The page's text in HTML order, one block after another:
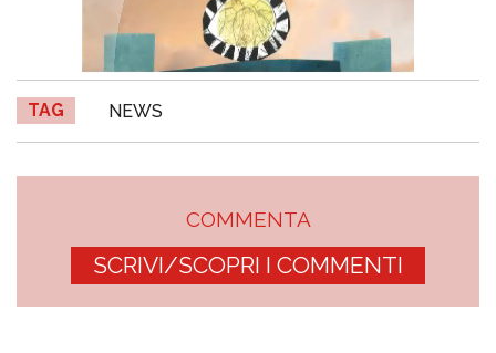
TAG NEWS
COMMENTA
SCRIVI/SCOPRI I COMMENTI